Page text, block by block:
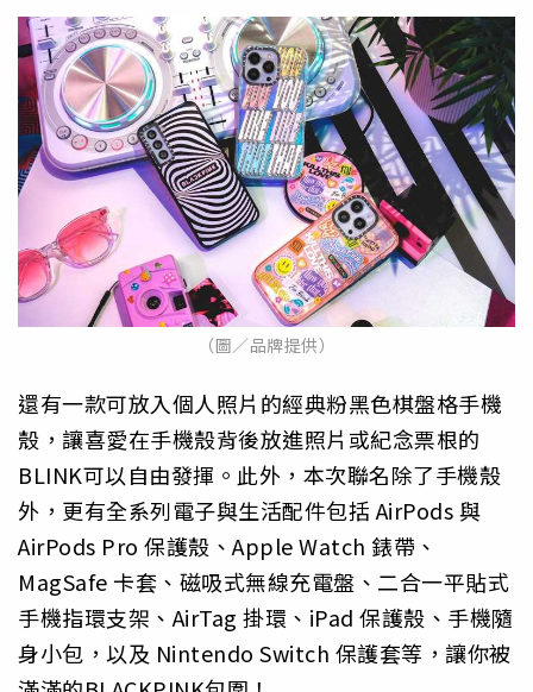
（圖／品牌提供）
還有一款可放入個人照片的經典粉黑色棋盤格手機
殼， 讓喜愛在手機殼背後放進照片或紀念票根的
BLINK可以自由發揮 。此外，本次聯名除了手機殼
外，更有全系列電子與生活配件包括 AirPods 與
AirPods Pro 保護殼、Apple Watch 錶帶、
MagSafe 卡套、磁吸式無線充電盤、二合一平貼式
手機指環支架、AirTag 掛環、iPad 保護殼、手機隨
身小包，以及 Nintendo Switch 保護套等，讓你被